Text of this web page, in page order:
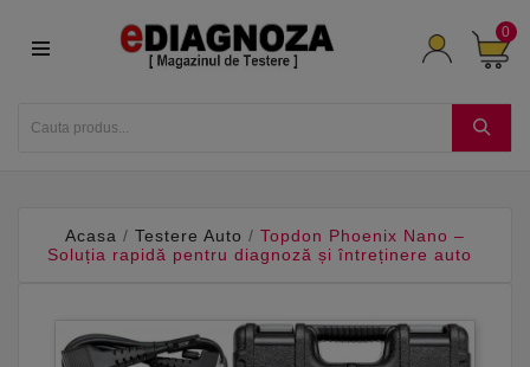
0
Acasa Testere Auto
Topdon Phoenix Nano –
Soluția rapidă pentru diagnoză și întreținere auto